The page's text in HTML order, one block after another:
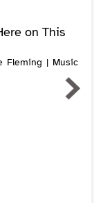
on This
Fleming | Music